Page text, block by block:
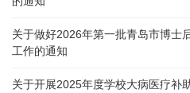
关于做好2026年第一批青岛市博士
工作的通知
关于开展2025年度学校大病医疗补